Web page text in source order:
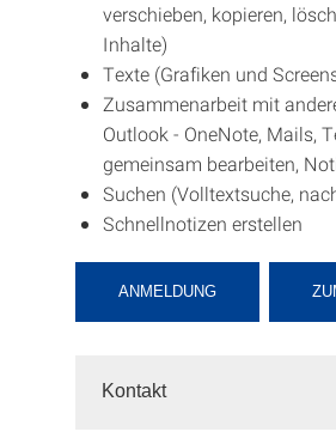
verschieben, kopieren,
Inhalte)
Texte (Grafiken und
Zusammenarbeit mit
Outlook - OneNote, Mails,
gemeinsam bearbeiten,
Suchen (Volltextsuche,
Schnellnotizen erstellen
ANMELDUNG
Kontakt